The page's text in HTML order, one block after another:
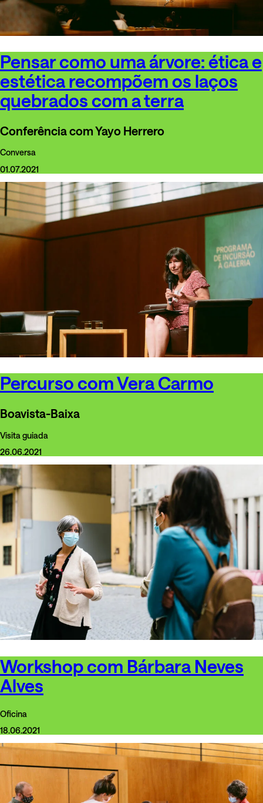
Pensar como uma árvore: ética e
estética recompõem os laços
quebrados com a terra
Conferência com Yayo Herrero
Conversa
01.07.2021
Percurso com Vera Carmo
Boavista-Baixa
Visita guiada
26.06.2021
Workshop com Bárbara Neves
Alves
Oficina
18.06.2021